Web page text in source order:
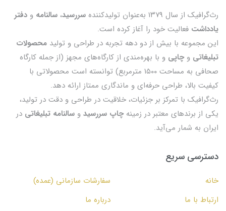
رث‌گرافیک از سال ۱۳۷۹ به‌عنوان تولیدکننده سررسید، سالنامه و دفتر
یادداشت فعالیت خود را آغاز کرده است.
این مجموعه با بیش از دو دهه تجربه در طراحی و تولید محصولات
تبلیغاتی وچاپی و با بهره‌مندی از کارگاه‌های مجهز (از جمله کارگاه
صحافی به مساحت ۱۵۰۰ مترمربع) توانسته است محصولاتی با
کیفیت بالا، طراحی حرفه‌ای و ماندگاری ممتاز ارائه دهد.
رث‌گرافیک با تمرکز بر جزئیات، خلاقیت در طراحی و دقت در تولید،
یکی از برندهای معتبر در زمینهچاپ سررسید و سالنامه تبلیغاتی در
ایران به شمار می‌آید.
دسترسی سریع
خانه
سفارشات سازمانی (عمده)
ارتباط با ما
درباره ما